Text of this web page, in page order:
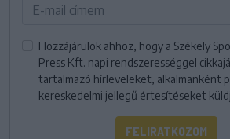
Hozzájárulok ahhoz, hogy a Székely
Press Kft. napi rendszerességgel
tartalmazó hírleveleket, alkalmanként
kereskedelmi jellegű értesítéseket
FELIRATKOZOM